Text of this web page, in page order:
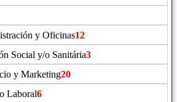
y Oficinas12
Social y/o Sanitária3
y Marketing20
Laboral6